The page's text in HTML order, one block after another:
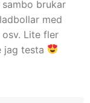
brukar
med
Lite fler
jag testa